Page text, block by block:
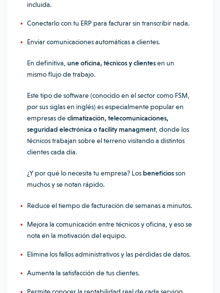
incluida.
Conectarlo con tu ERP para facturar sin transcribir nada.
Enviar comunicaciones automáticas a clientes.
En definitiva, une oficina, técnicos y clientesen un
mismo flujo de trabajo.
Este tipo de software (conocido en el sector como FSM,
por sus siglas en inglés) es especialmente popular en
empresas declimatización, telecomunicaciones,
seguridad electrónica o facility managment, donde los
técnicos trabajan sobre el terreno visitando a distintos
clientes cada día.
¿Y por qué lo necesita tu empresa? Losbeneficiosson
muchos y se notan rápido.
Reduce el tiempo de facturación de semanas a minutos.
Mejora la comunicación entre técnicos y oficina, y eso se
nota en la motivación del equipo.
Elimina los fallos administrativos y las pérdidas de datos.
Aumenta la satisfacción de tus clientes.